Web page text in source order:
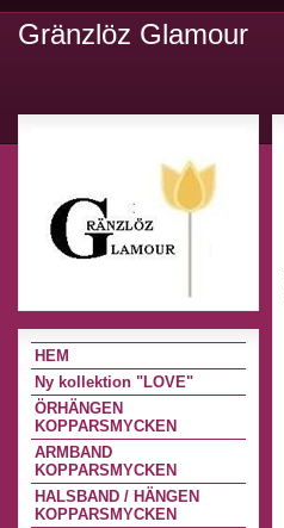
Gränzlöz Glamour
HEM
Ny kollektion "LOVE"
ÖRHÄNGEN
KOPPARSMYCKEN
ARMBAND
KOPPARSMYCKEN
HALSBAND / HÄNGEN
KOPPARSMYCKEN